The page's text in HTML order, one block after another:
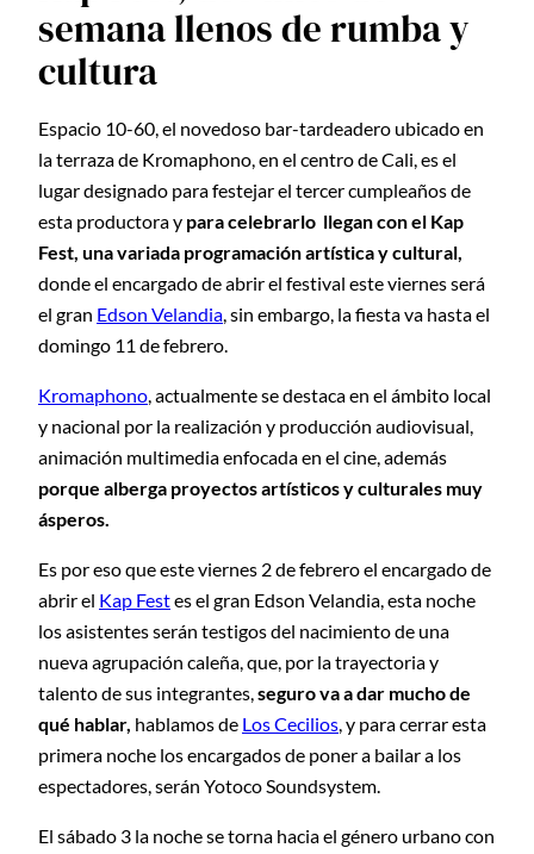
semana llenos de rumba y
cultura
Espacio 10-60, el novedoso bar-tardeadero ubicado en
la terraza de Kromaphono, en el centro de Cali, es el
lugar designado para festejar el tercer cumpleaños de
esta productora y para celebrarlo llegan con el Kap
Fest, una variada programación artística y cultural,
donde el encargado de abrir el festival este viernes será
el gran Edson Velandia , sin embargo, la fiesta va hasta el
domingo 11 de febrero.
Kromaphono, actualmente se destaca en el ámbito local
y nacional por la realización y producción audiovisual,
animación multimedia enfocada en el cine, además
porque alberga proyectos artísticos y culturales muy
ásperos.
Es por eso que este viernes 2 de febrero el encargado de
abrir el Kap Festes el gran Edson Velandia, esta noche
los asistentes serán testigos del nacimiento de una
nueva agrupación caleña, que, por la trayectoria y
talento de sus integrantes,seguro va a dar mucho de
qué hablar, hablamos de Los Cecilios, y para cerrar esta
primera noche los encargados de poner a bailar a los
espectadores, serán Yotoco Soundsystem.
El sábado 3 la noche se torna hacia el género urbano con